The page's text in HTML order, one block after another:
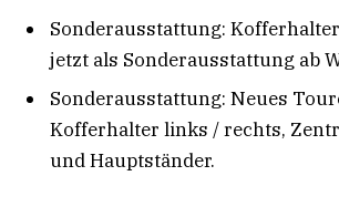
Sonderausstattung:
jetzt als Sonderausstattung ab
Sonderausstattung: Neues
Kofferhalter links / rechts,
und Hauptständer.